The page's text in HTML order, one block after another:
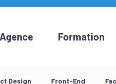
Agence Formation
Design Front-End